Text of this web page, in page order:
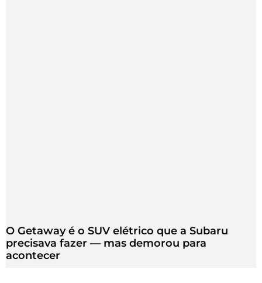
O Getaway é o SUV elétrico que a Subaru
precisava fazer — mas demorou para
acontecer